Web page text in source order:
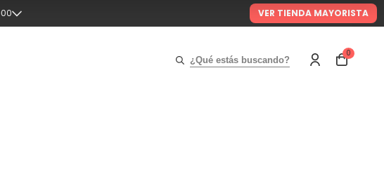
VER TIENDA MAYORISTA
¿Qué estás buscando?
0